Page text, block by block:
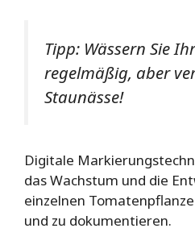
Tipp: Wässern Sie
regelmäßig, aber
Staunässe!
Digitale
das Wachstum und die
einzelnen
und zu dokumentieren.